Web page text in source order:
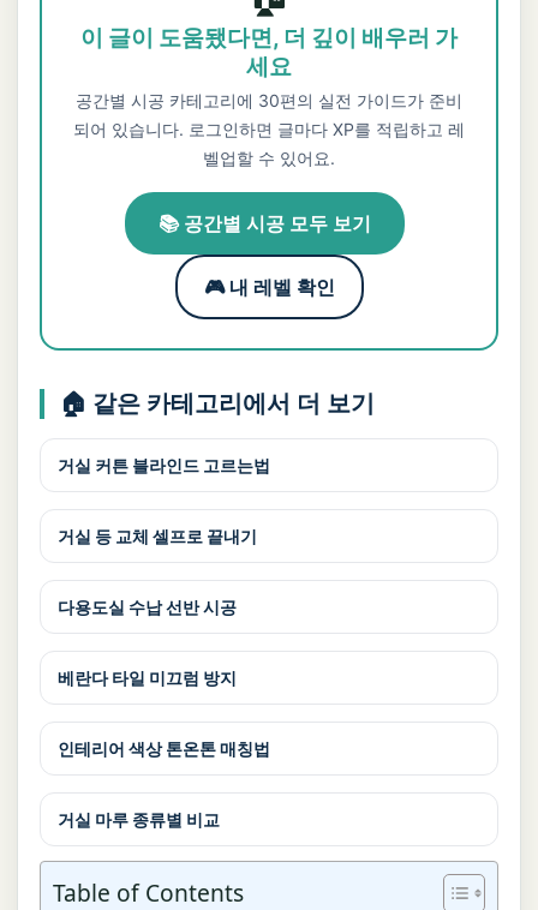
이 글이 도움됐다면, 더 깊이 배우러 가
세요
공간별 시공 카테고리에 30편의 실전 가이드가 준비
되어 있습니다. 로그인하면 글마다 XP를 적립하고 레
벨업할 수 있어요.
📚 공간별 시공 모두 보기
🎮 내 레벨 확인
🏠 같은 카테고리에서 더 보기
거실 커튼 블라인드 고르는법
거실 등 교체 셀프로 끝내기
다용도실 수납 선반 시공
베란다 타일 미끄럼 방지
인테리어 색상 톤온톤 매칭법
거실 마루 종류별 비교
Table of Contents